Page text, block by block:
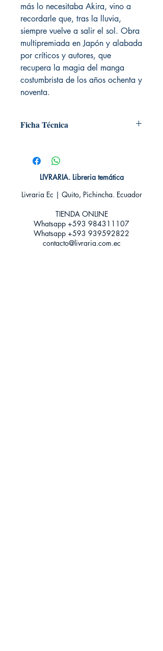
más lo necesitaba Akira, vino a
recordarle que, tras la lluvia,
siempre vuelve a salir el sol. Obra
multipremiada en Japón y alabada
por críticos y autores, que
recupera la magia del manga
costumbrista de los años ochenta y
noventa.
Ficha Técnica
Editorial: TOMO DOMO
Idioma: Castellano
Encuadernación: Tapa blanda
Categoría: SEINEN MANGA
LIVRARIA. Libreria temática
Livraria Ec | Quito, Pichincha. Ecuador
TIENDA ONLINE​
Whatsapp +593 984311107
Whatsapp +593 939592822
contacto@livraria.com.ec